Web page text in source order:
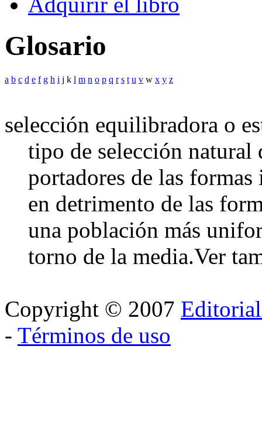
Glosario
a b c d e f g h i j k l m n o p q r s t u v w x y z
selección equilibradora o
tipo de selección
portadores de las
en detrimento de las
una población más
torno de la media.Ver
Copyright © 2007
- Términos de uso